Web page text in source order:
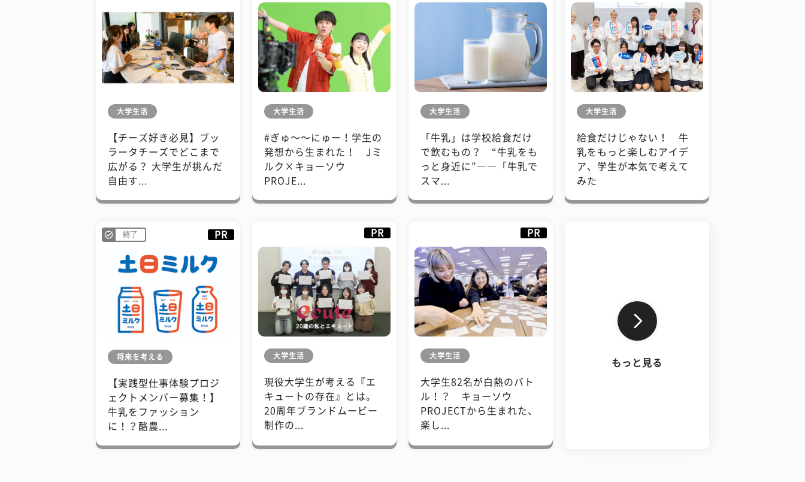
大学生活
【チーズ好き必見】ブッ
ラータチーズでどこまで
広がる？ 大学生が挑んだ
自由す...
大学生活
#ぎゅ〜〜にゅー！学生の
発想から生まれた！ Jミ
ルク×キョーソウ
PROJE...
大学生活
「牛乳」は学校給食だけ
で飲むもの？ “牛乳をも
っと身近に”――「牛乳で
スマ...
大学生活
給食だけじゃない！ 牛
乳をもっと楽しむアイデ
ア、学生が本気で考えて
みた
終了 PR
将来を考える
【実践型仕事体験プロジ
ェクトメンバー募集！】
牛乳をファッション
に！？酪農...
PR
大学生活
現役大学生が考える『エ
キュートの存在』とは。
20周年ブランドムービー
制作の...
PR
大学生活
大学生82名が白熱のバト
ル！？ キョーソウ
PROJECTから生まれた、
楽し...
もっと見る